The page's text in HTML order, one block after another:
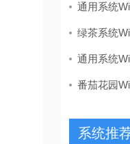
通用系统
绿茶系统
通用系统
番茄花园
系统推